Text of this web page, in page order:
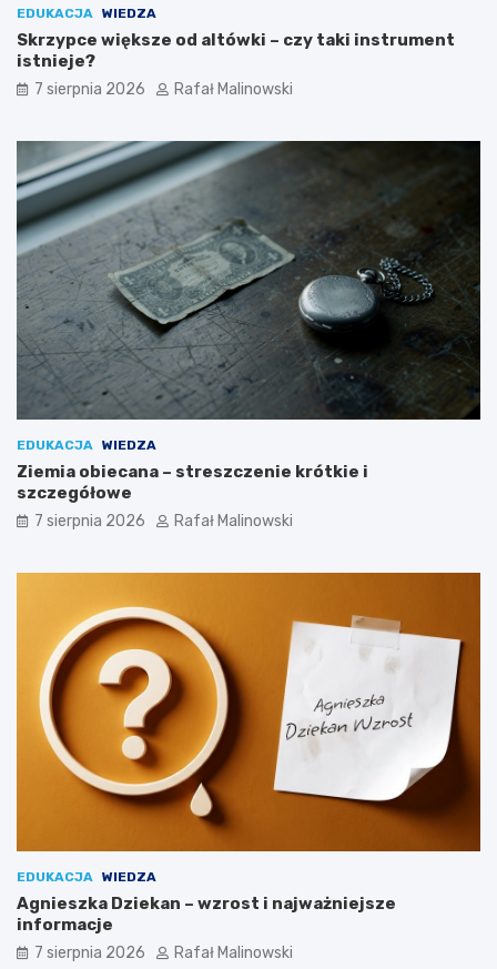
EDUKACJA WIEDZA
Skrzypce większe od altówki – czy taki instrument
istnieje?
7 sierpnia 2026 Rafał Malinowski
EDUKACJA WIEDZA
Ziemia obiecana – streszczenie krótkie i
szczegółowe
7 sierpnia 2026 Rafał Malinowski
EDUKACJA WIEDZA
Agnieszka Dziekan – wzrost i najważniejsze
informacje
7 sierpnia 2026 Rafał Malinowski